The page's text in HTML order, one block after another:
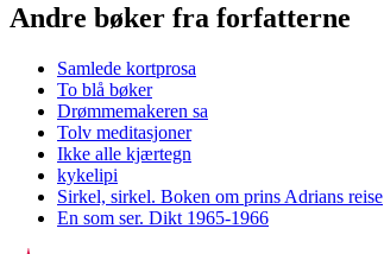
Andre bøker fra forfatterne
Samlede kortprosa
To blå bøker
Drømmemakeren sa
Tolv meditasjoner
Ikke alle kjærtegn
kykelipi
Sirkel, sirkel. Boken om prins Adrians reise
En som ser. Dikt 1965-1966